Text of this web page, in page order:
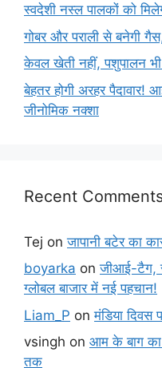
स्वदेशी नस्ल पालकों को
गोबर और पराली से बनेगी
केवल खेती नहीं, पशुपालन भी
बेहतर होगी अरहर पैदावार!
जीनोमिक नक्शा
Recent
Tej onजापानी बटेर का
boyarka onजीआई-टैग,
ग्लोबल बाजार में नई पहचान!
Liam_P onमंडिया दिवस
vsingh on आम के बाग
तक